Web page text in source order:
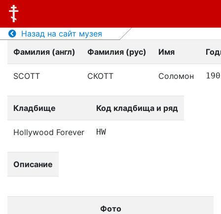
Назад на сайт музея
Фамилия (англ)
Фамилия (рус) Имя
SCOTT СКОТТ Соломон
Кладбище Код кладбища и ряд
Hollywood Forever HW
Описание
Фото